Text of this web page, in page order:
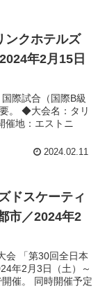
ンクホテルズ
年2月15日
際試合（国際B級
。 ◆大会名：タリ
催地：エストニ
2024.02.11
ドスケーティ
市／2024年2
会 「第30回全日本
年2月3日（土）～
催。 同時開催予定